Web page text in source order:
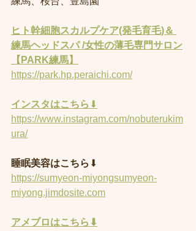
ヒト幹細胞スカルプケア(発毛育毛)＆
練馬ヘッドスパ /女性の薄毛専門サロン
【PARK練馬】
https://park.hp.peraichi.com/
インスタはこちら ⬇︎
https://www.instagram.com/nobuterukim
ura/
睡眠美容はこちら ⬇︎
https://sumyeon-miyongsumyeon-
miyong.jimdosite.com
アメブロはこちら⬇︎